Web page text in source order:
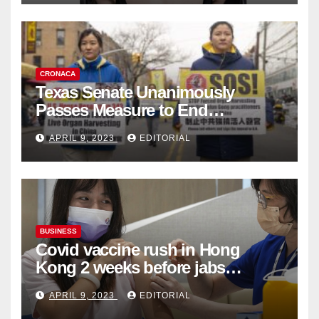
CRONACA
Texas Senate Unanimously
Passes Measure to End
Complicity in Beijing’s Forced
Organ Harvesting
APRIL 9, 2023 EDITORIAL
BUSINESS
Covid vaccine rush in Hong
Kong 2 weeks before jabs
become chargeable
APRIL 9, 2023 EDITORIAL